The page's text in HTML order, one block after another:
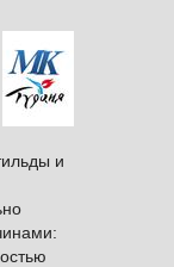
и